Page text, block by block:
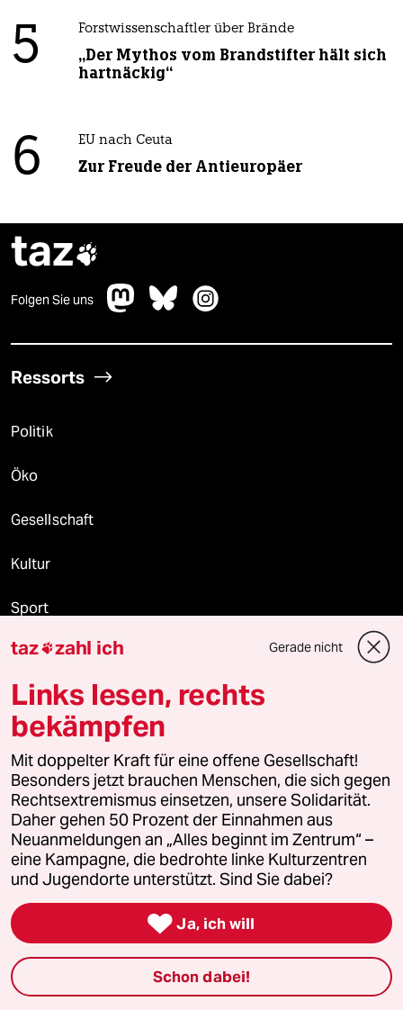
5 Forstwissenschaftler über Brände
„Der Mythos vom Brandstifter hält sich
hartnäckig“
6 EU nach Ceuta
Zur Freude der Antieuropäer
taz
Folgen Sie uns
Ressorts
Politik
Öko
Gesellschaft
Kultur
Sport
Berlin
Nord
Wahrheit
Themen
Krieg in der Ukraine
Hitze
Niedrigwasser
taz zahl ich Gerade nicht
Links lesen, rechts
bekämpfen
Mit doppelter Kraft für eine offene Gesellschaft!
Besonders jetzt brauchen Menschen, die sich gegen
Rechtsextremismus einsetzen, unsere Solidarität.
Daher gehen 50 Prozent der Einnahmen aus
Neuanmeldungen an „Alles beginnt im Zentrum“ –
eine Kampagne, die bedrohte linke Kulturzentren
und Jugendorte unterstützt. Sind Sie dabei?
 Ja, ich will
Schon dabei!